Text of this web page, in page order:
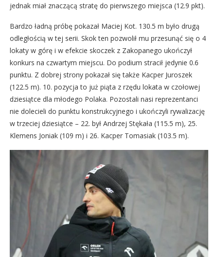
jednak miał znaczącą stratę do pierwszego miejsca (12.9 pkt).
Bardzo ładną próbę pokazał Maciej Kot. 130.5 m było drugą
odległością w tej serii. Skok ten pozwolił mu przesunąć się o 4
lokaty w górę i w efekcie skoczek z Zakopanego ukończył
konkurs na czwartym miejscu. Do podium stracił jedynie 0.6
punktu. Z dobrej strony pokazał się także Kacper Juroszek
(122.5 m). 10. pozycja to już piąta z rzędu lokata w czołowej
dziesiątce dla młodego Polaka. Pozostali nasi reprezentanci
nie dolecieli do punktu konstrukcyjnego i ukończyli rywalizację
w trzeciej dziesiątce – 22. był Andrzej Stękała (115.5 m), 25.
Klemens Joniak (109 m) i 26. Kacper Tomasiak (103.5 m).